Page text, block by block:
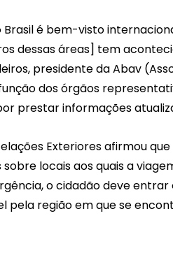
Brasil é bem-visto
dessas áreas] tem
presidente da Abav
dos órgãos
prestar informações
Exteriores afirmou
locais aos quais a
o cidadão deve
pela região em que se